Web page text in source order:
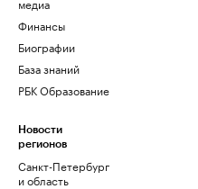
Финансы
Биографии
База знаний
РБК Образование
Новости
регионов
Санкт-Петербург
и область